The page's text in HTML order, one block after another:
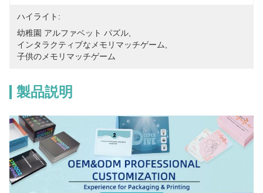
ハイライト:
幼稚園 アルファベット パズル
インタラクティブなメモリマッチゲーム
子供のメモリマッチゲーム
製品説明